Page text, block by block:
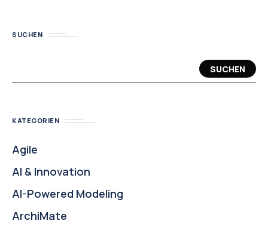
SUCHEN
SUCHEN
KATEGORIEN
Agile
AI & Innovation
AI-Powered Modeling
ArchiMate